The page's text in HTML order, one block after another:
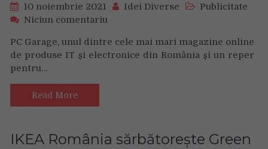
10 noiembrie 2021 Idei Diverse
Publicitate
Niciun comentariu
Garage
anunţă
PC Garage, unul dintre cele mai mari magazine online
de produse IT și electronice din România și un reper
pentru…
Read More
IKEA România sărbătorește Green